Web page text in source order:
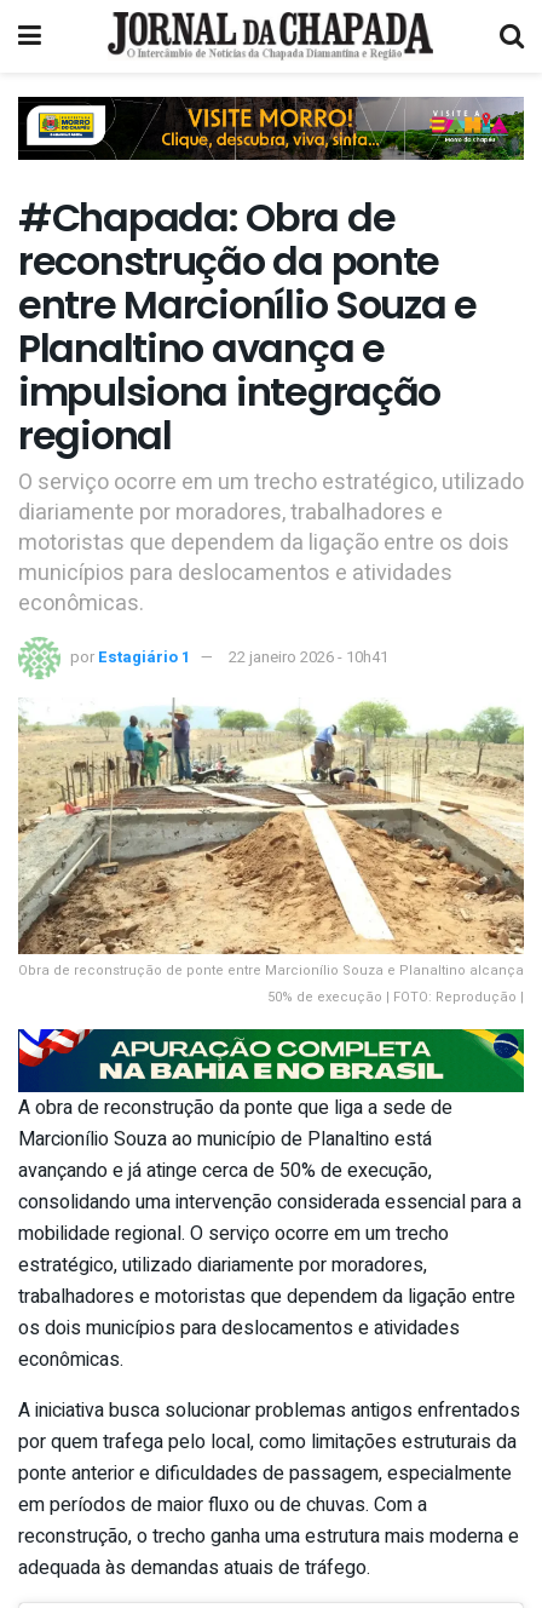
#Chapada: Obra de
reconstrução da ponte
entre Marcionílio Souza e
Planaltino avança e
impulsiona integração
regional
O serviço ocorre em um trecho estratégico, utilizado
diariamente por moradores, trabalhadores e
motoristas que dependem da ligação entre os dois
municípios para deslocamentos e atividades
econômicas.
por Estagiário 1 22 janeiro 2026 - 10h41
Obra de reconstrução de ponte entre Marcionílio Souza e Planaltino alcança
50% de execução | FOTO: Reprodução |
A obra de reconstrução da ponte que liga a sede de
Marcionílio Souza ao município de Planaltino está
avançando e já atinge cerca de 50% de execução,
consolidando uma intervenção considerada essencial para a
mobilidade regional. O serviço ocorre em um trecho
estratégico, utilizado diariamente por moradores,
trabalhadores e motoristas que dependem da ligação entre
os dois municípios para deslocamentos e atividades
econômicas.
A iniciativa busca solucionar problemas antigos enfrentados
por quem trafega pelo local, como limitações estruturais da
ponte anterior e dificuldades de passagem, especialmente
em períodos de maior fluxo ou de chuvas. Com a
reconstrução, o trecho ganha uma estrutura mais moderna e
adequada às demandas atuais de tráfego.